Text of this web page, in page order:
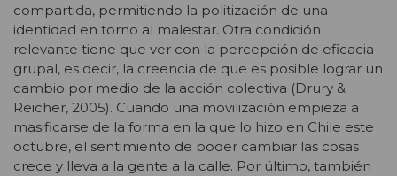
compartida, permitiendo la politización de una
identidad en torno al malestar. Otra condición
relevante tiene que ver con la percepción de eficacia
grupal, es decir, la creencia de que es posible lograr un
cambio por medio de la acción colectiva (Drury &
Reicher, 2005). Cuando una movilización empieza a
masificarse de la forma en la que lo hizo en Chile este
octubre, el sentimiento de poder cambiar las cosas
crece y lleva a la gente a la calle. Por último, también